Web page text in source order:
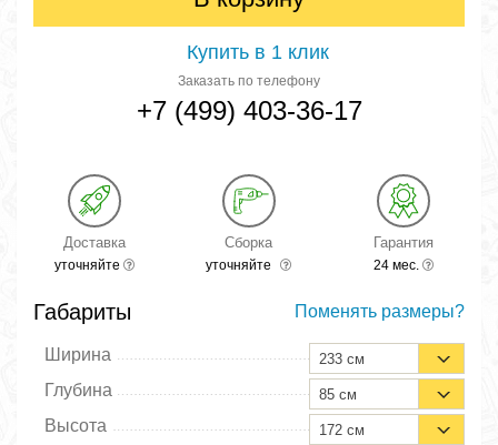
Купить в 1 клик
Заказать по телефону
+7 (499) 403-36-17
Доставка
уточняйте
Сборка
уточняйте
Гарантия
24 мес.
Габариты Поменять размеры?
Ширина 233 см
Глубина 85 см
Высота 172 см